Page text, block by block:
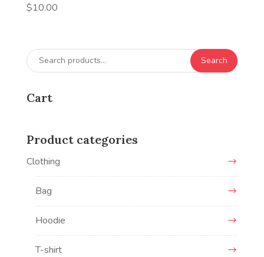
$10.00
Search
for:
Search
Cart
Product categories
Clothing
Bag
Hoodie
T-shirt